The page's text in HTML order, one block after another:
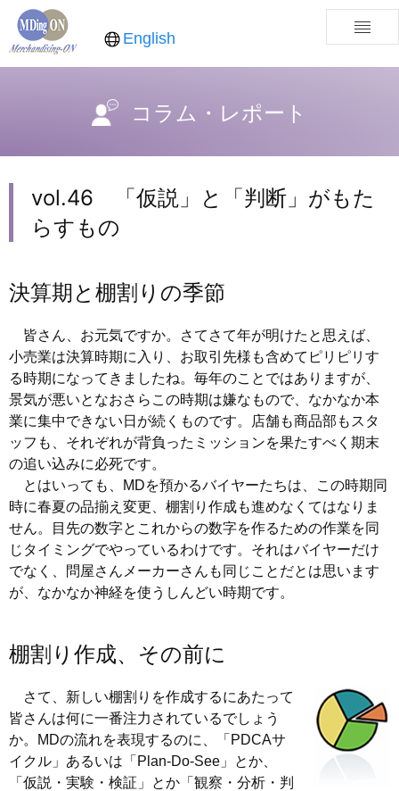
English
コラム・レポート
vol.46 「仮説」と「判断」がもた
らすもの
決算期と棚割りの季節
皆さん、お元気ですか。さてさて年が明けたと思えば、
小売業は決算時期に入り、お取引先様も含めてピリピリす
る時期になってきましたね。毎年のことではありますが、
景気が悪いとなおさらこの時期は嫌なもので、なかなか本
業に集中できない日が続くものです。店舗も商品部もスタ
ッフも、それぞれが背負ったミッションを果たすべく期末
の追い込みに必死です。
とはいっても、MDを預かるバイヤーたちは、この時期同
時に春夏の品揃え変更、棚割り作成も進めなくてはなりま
せん。目先の数字とこれからの数字を作るための作業を同
じタイミングでやっているわけです。それはバイヤーだけ
でなく、問屋さんメーカーさんも同じことだとは思います
が、なかなか神経を使うしんどい時期です。
棚割り作成、その前に
さて、新しい棚割りを作成するにあたって
皆さんは何に一番注力されているでしょう
か。MDの流れを表現するのに、「PDCAサ
イクル」あるいは「Plan-Do-See」とか、
「仮説・実験・検証」とか「観察・分析・判